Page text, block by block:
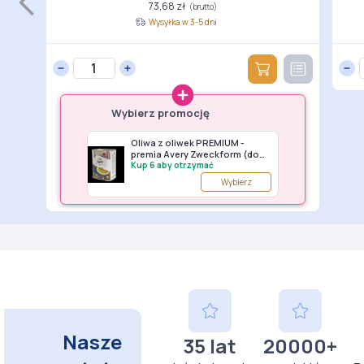
73,68 zł (brutto)
Wysyłka w 3-5 dni
Wybierz promocję
Oliwa z oliwek PREMIUM -
premia Avery Zweckform (do
wyczerpania zapasów)
Kup 6 aby otrzymać
Wybierz
Nasze
35 lat 20000+